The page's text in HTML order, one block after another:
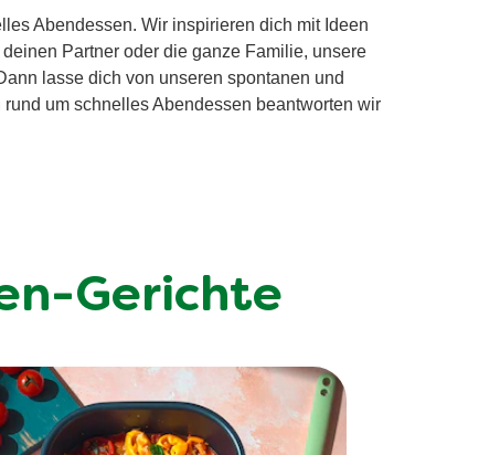
Abendessen. Wir inspirieren dich mit Ideen
Partner oder die ganze Familie, unsere
lasse dich von unseren spontanen und
um schnelles Abendessen beantworten wir
Gerichte